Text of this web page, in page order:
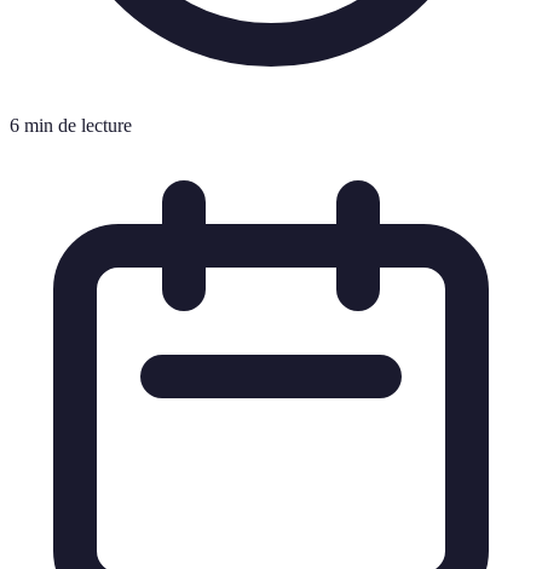
6 min de lecture